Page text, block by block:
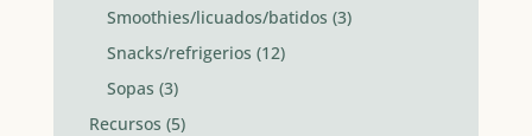
Smoothies/licuados/batidos (3)
Snacks/refrigerios (12)
Sopas (3)
Recursos (5)